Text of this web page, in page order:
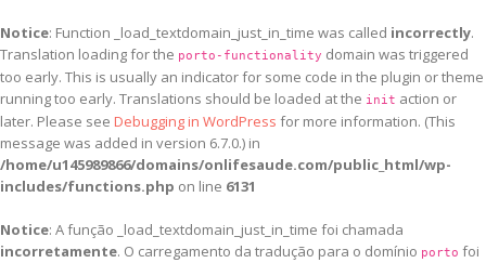
Notice: Function _load_textdomain_just_in_time was called incorrectly.
Translation loading for the porto-functionality domain was triggered
too early. This is usually an indicator for some code in the plugin or theme
running too early. Translations should be loaded at the init action or
later. Please see Debugging in WordPress for more information. (This
message was added in version 6.7.0.) in
/home/u145989866/domains/onlifesaude.com/public_html/wp-
includes/functions.php on line 6131
Notice: A função _load_textdomain_just_in_time foi chamada
incorretamente. O carregamento da tradução para o domínio porto foi